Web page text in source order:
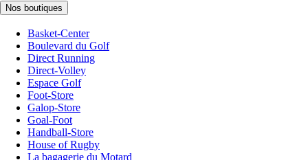
Nos boutiques
Basket-Center
Boulevard du Golf
Direct Running
Direct-Volley
Espace Golf
Foot-Store
Galop-Store
Goal-Foot
Handball-Store
House of Rugby
La bagagerie du Motard